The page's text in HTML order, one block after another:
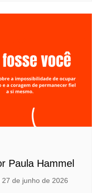
Paula Hammel
27 de junho de 2026